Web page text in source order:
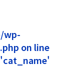
wp-
on line